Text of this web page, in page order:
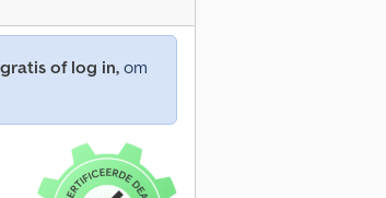
of log in, om